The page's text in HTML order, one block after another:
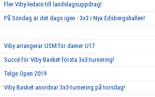
Fler Viby-ledare till landslagsuppdrag!
På Söndag är det dags igen - 3x3 i Nya Edsbergshallen!
Viby arrangerar USM för damer U17
Succé för Viby Basket första 3x3-turnering!
Telge Open 2019
Viby Basket anordnar 3x3-turnering på torsdag!